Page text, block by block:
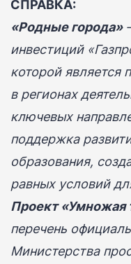
СПРАВКА:
«Родные города»
инвестиций
которой является
в регионах
ключевых
поддержка
образования,
равных условий
Проект «Умножая
перечень
Министерства